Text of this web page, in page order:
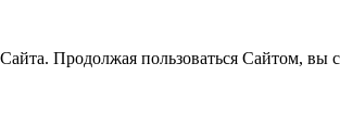
Продолжая пользоваться Сайтом, вы